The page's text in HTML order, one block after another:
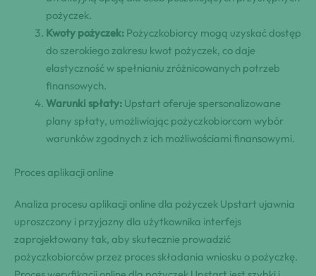
pożyczek.
Kwoty pożyczek: Pożyczkobiorcy mogą uzyskać dostęp
do szerokiego zakresu kwot pożyczek, co daje
elastyczność w spełnianiu zróżnicowanych potrzeb
finansowych.
Warunki spłaty: Upstart oferuje spersonalizowane
plany spłaty, umożliwiając pożyczkobiorcom wybór
warunków zgodnych z ich możliwościami finansowymi.
Proces aplikacji online
Analiza procesu aplikacji online dla pożyczek Upstart ujawnia
uproszczony i przyjazny dla użytkownika interfejs
zaprojektowany tak, aby skutecznie prowadzić
pożyczkobiorców przez proces składania wniosku o pożyczkę.